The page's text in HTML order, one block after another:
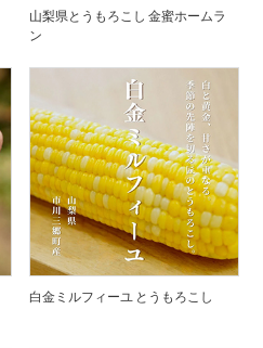
山梨県とうもろこし 金蜜ホームラ
ン
白金ミルフィーユ とうもろこし